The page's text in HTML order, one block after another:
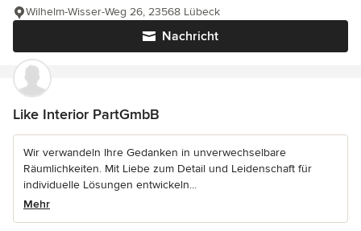
Nachricht
Wilhelm-Wisser-Weg 26, 23568 Lübeck
Like Interior PartGmbB
Wir verwandeln Ihre Gedanken in unverwechselbare
Räumlichkeiten. Mit Liebe zum Detail und Leidenschaft für
individuelle Lösungen entwickeln...
Mehr